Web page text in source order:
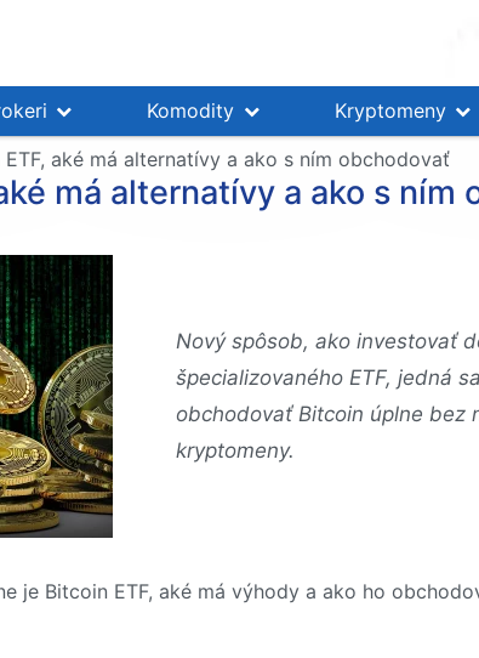
Komodity Kryptomeny
aké má alternatívy a ako s ním obchodovať
má alternatívy a ako s ním
Nový spôsob, ako investovať
špecializovaného ETF, jedná
obchodovať Bitcoin úplne bez
kryptomeny.
je Bitcoin ETF, aké má výhody a ako ho